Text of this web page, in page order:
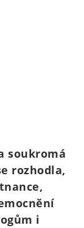
soukromá
rozhodla,
i